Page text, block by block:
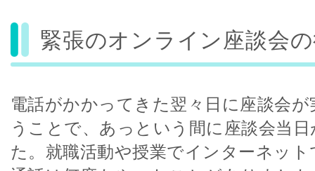
緊張のオンライン座談会
電話がかかってきた翌々日に座談会
うことで、あっという間に座談会当
た。就職活動や授業でインターネッ